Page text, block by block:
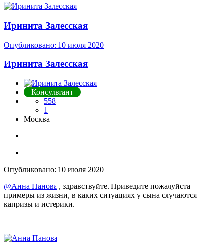
Иринита Залесская
Опубликовано: 10 июля 2020
Иринита Залесская
Консультант
558
1
Москва
Опубликовано: 10 июля 2020
@Анна Панова , здравствуйте. Приведите пожалуйста
примеры из жизни, в каких ситуациях у сына случаются
капризы и истерики.